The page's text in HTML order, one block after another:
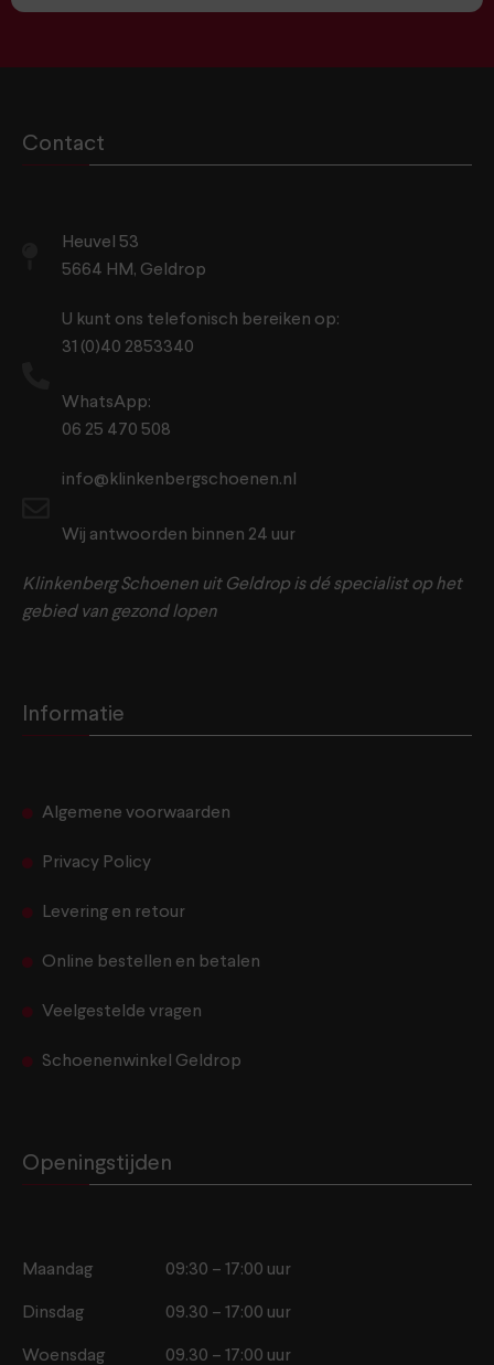
Contact
Heuvel 53
5664 HM, Geldrop
U kunt ons telefonisch bereiken op:
31 (0)40 2853340
WhatsApp:
06 25 470 508
info@klinkenbergschoenen.nl
Wij antwoorden binnen 24 uur
Klinkenberg Schoenen uit Geldrop is dé specialist op het
gebied van gezond lopen
Informatie
Algemene voorwaarden
Privacy Policy
Levering en retour
Online bestellen en betalen
Veelgestelde vragen
Schoenenwinkel Geldrop
Openingstijden
Maandag 09:30 – 17:00 uur
Dinsdag 09.30 – 17:00 uur
Woensdag 09.30 – 17:00 uur